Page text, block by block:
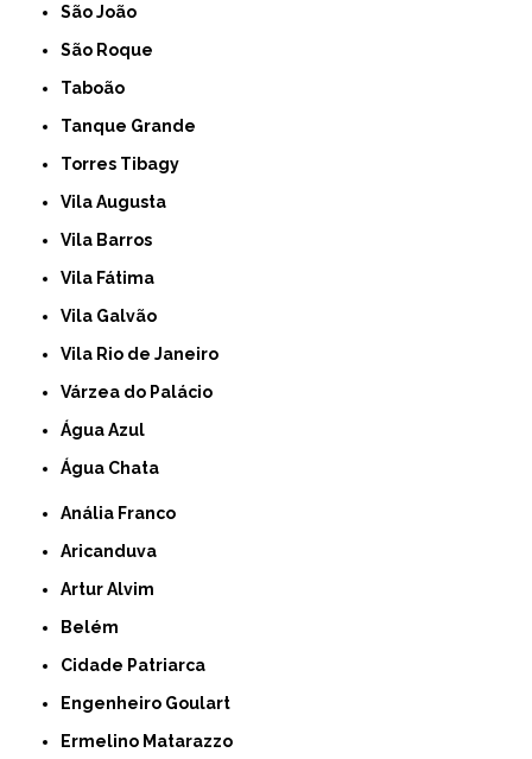
São João
São Roque
Taboão
Tanque Grande
Torres Tibagy
Vila Augusta
Vila Barros
Vila Fátima
Vila Galvão
Vila Rio de Janeiro
Várzea do Palácio
Água Azul
Água Chata
Anália Franco
Aricanduva
Artur Alvim
Belém
Cidade Patriarca
Engenheiro Goulart
Ermelino Matarazzo